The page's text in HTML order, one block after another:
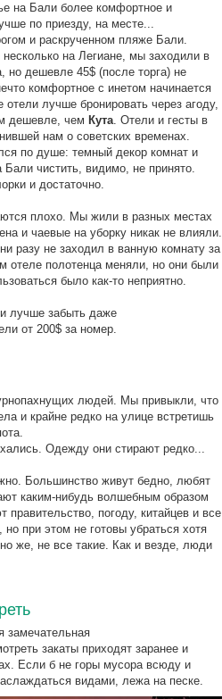
на Бали более комфортное и
по приезду, на месте...
и раскрученном пляже Бали.
на Легиане, мы заходили в
но дешевле 45$ (после торга) не
комфортное с инетом начинается
лучше бронировать через агоду,
дешевле, чем Кута. Отели и гесты в
нам о советских временах.
по душе: темный декор комнат и
чистить, видимо, не принято.
и достаточно.
плохо. Мы жили в разных местах
и чаевые на уборку никак не влияли.
разу не заходил в ванную комнату за
отеле полотенца меняли, но они были
было как-то неприятно.
лучше забыть даже
от 200$ за номер.
людей. Мы привыкли, что
и крайне редко на улице встретишь
Одежду они стирают редко...
Большинство живут бедно, любят
каким-нибудь волшебным образом
правительство, погоду, китайцев и все
при этом не готовы убраться хотя
же, не все такие. Как и везде, люди
замечательная
закаты приходят заранее и
Если б не горы мусора всюду и
видами, лежа на песке.